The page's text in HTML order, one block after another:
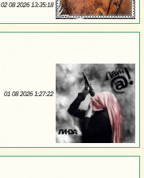
02 08 2026 13:35:18
01 08 2026 1:27:22